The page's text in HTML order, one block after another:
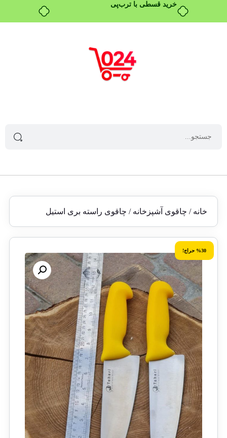
خرید قسطی با ترب‌پی
خانه / چاقوی آشپزخانه / چاقوی راسته بری استیل
%30 حراج!